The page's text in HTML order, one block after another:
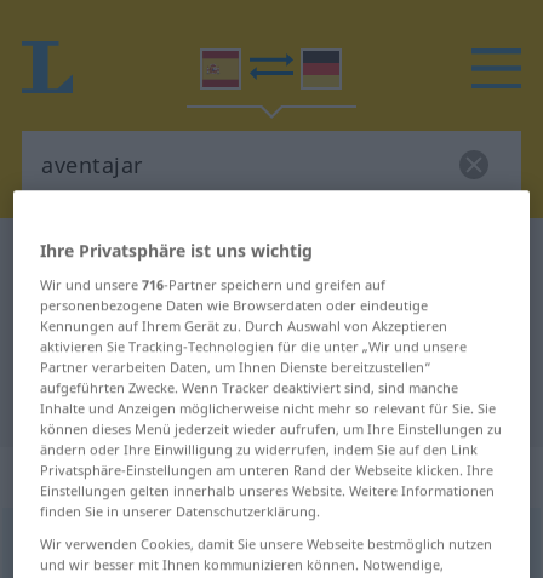
Spanisch-Deutsch Wörterbuch
Spanisch-Deutsch Übersetzung für
"aventajar"
"aventajar" Deutsch Übersetzung
„aventajar“: verbo transitivo
aventajar [aβentaˈxar]v/t
Ihre Privatsphäre ist uns wichtig
Wir und unsere716-Partner speichern und greifen auf
personenbezogene Daten wie Browserdaten oder eindeutige
Kennungen auf Ihrem Gerät zu. Durch Auswahl von Akzeptieren
aktivieren Sie Tracking-Technologien für die unter „Wir und unsere
Partner verarbeiten Daten, um Ihnen Dienste bereitzustellen“
aufgeführten Zwecke. Wenn Tracker deaktiviert sind, sind manche
Inhalte und Anzeigen möglicherweise nicht mehr so relevant für Sie. Sie
können dieses Menü jederzeit wieder aufrufen, um Ihre Einstellungen zu
ändern oder Ihre Einwilligung zu widerrufen, indem Sie auf den Link
Privatsphäre-Einstellungen am unteren Rand der Webseite klicken. Ihre
Einstellungen gelten innerhalb unseres Website. Weitere Informationen
finden Sie in unserer Datenschutzerklärung.
Wir verwenden Cookies, damit Sie unsere Webseite bestmöglich nutzen
und wir besser mit Ihnen kommunizieren können. Notwendige,